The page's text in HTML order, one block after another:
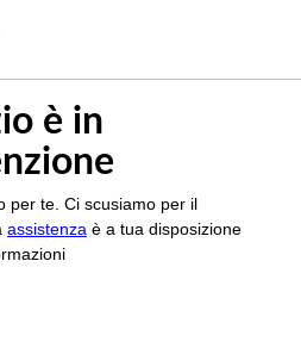
è in
per te. Ci scusiamo per il
assistenza è a tua disposizione